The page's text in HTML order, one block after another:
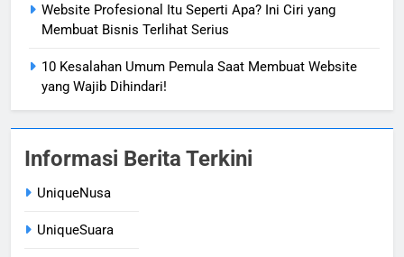
Website Profesional Itu Seperti Apa? Ini Ciri yang
Membuat Bisnis Terlihat Serius
10 Kesalahan Umum Pemula Saat Membuat Website
yang Wajib Dihindari!
Informasi Berita Terkini
UniqueNusa
UniqueSuara